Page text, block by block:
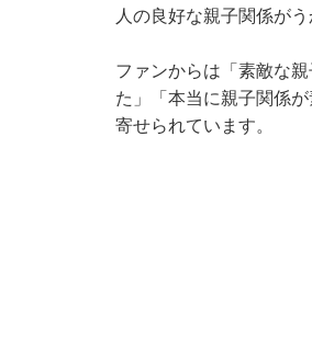
人の良好な親子関係が
ファンからは「素敵な
た」「本当に親子関係
寄せられています。